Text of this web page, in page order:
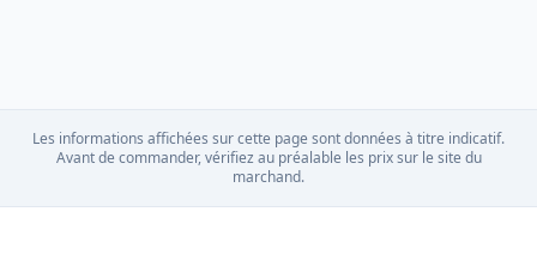
Les informations affichées sur cette page sont données à titre indicatif.
Avant de commander, vérifiez au préalable les prix sur le site du
marchand.